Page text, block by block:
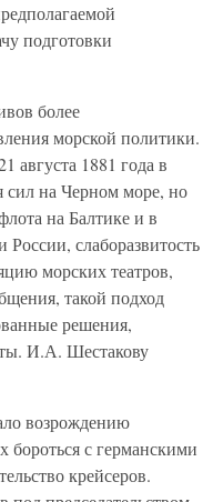
подготовки
более
морской политики.
августа 1881 года в
сил на Черном море, но
на Балтике и в
слаборазвитость
морских театров,
такой подход
решения,
И.А. Шестакову
возрождению
бороться с германскими
крейсеров.